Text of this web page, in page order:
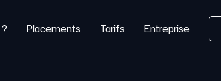
Placements Tarifs Entreprise